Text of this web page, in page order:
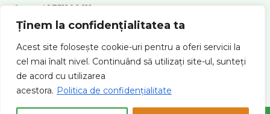
Ținem la confidențialitatea ta
Acest site folosește cookie-uri pentru a oferi servicii la
cel mai înalt nivel. Continuând să utilizați site-ul, sunteți
de acord cu utilizarea
acestora. Politica de confidențialitate
+40751109611
Facebook
Instagram
TikTok